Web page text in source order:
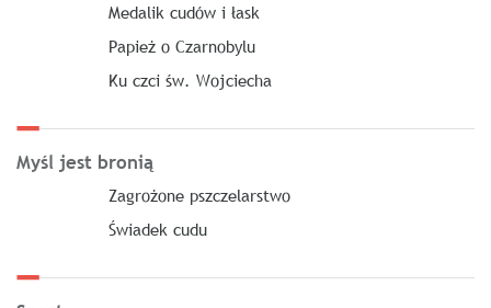
Medalik cudów i łask
Papież o Czarnobylu
Ku czci św. Wojciecha
Myśl jest bronią
Zagrożone pszczelarstwo
Świadek cudu